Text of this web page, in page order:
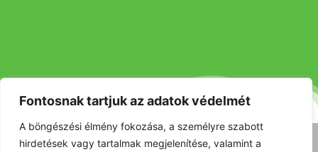
Fontosnak tartjuk az adatok védelmét
A böngészési élmény fokozása, a személyre szabott
hirdetések vagy tartalmak megjelenítése, valamint a
Csörötnek Község Önkormányzata